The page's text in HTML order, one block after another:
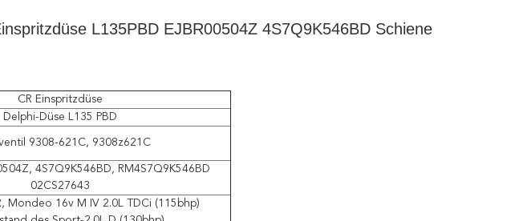
L135PBD EJBR00504Z 4S7Q9K546BD Schiene
CR Einspritzdüse
Delphi-Düse L135 PBD
9308-621C, 9308z621C
4S7Q9K546BD, RM4S7Q9K546BD
02CS27643
Mondeo 16v M IV 2.0L TDCi (115bhp)